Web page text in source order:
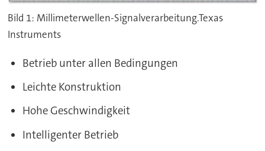
Bild 1: Millimeterwellen-Signalverarbeitung.Texas
Instruments
Betrieb unter allen Bedingungen
Leichte Konstruktion
Hohe Geschwindigkeit
Intelligenter Betrieb